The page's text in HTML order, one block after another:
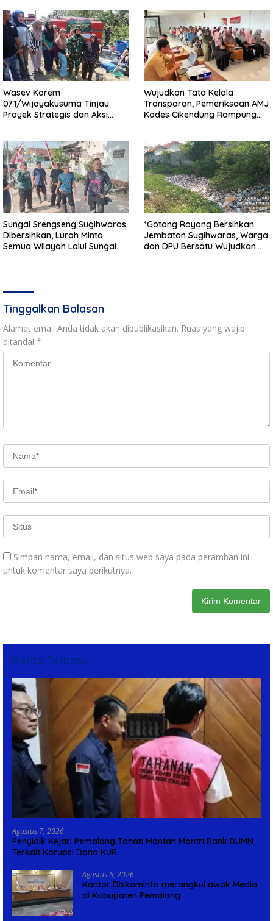
Wasev Korem
071/Wijayakusuma Tinjau
Proyek Strategis dan Aksi
Wujudkan Tata Kelola
Transparan, Pemeriksaan AMJ
Kades Cikendung Rampung
Sungai Srengseng Sugihwaras
Dibersihkan, Lurah Minta
Semua Wilayah Lalui Sungai
*Gotong Royong Bersihkan
Jembatan Sugihwaras, Warga
dan DPU Bersatu Wujudkan
Tinggalkan Balasan
Alamat email Anda tidak akan dipublikasikan. Ruas yang wajib
ditandai *
Simpan nama, email, dan situs web saya pada peramban ini
untuk komentar saya berikutnya.
Berita Terbaru
Agustus 7, 2026
Penyidik Kejari Pemalang Tahan Mantan Mantri Bank BUMN
Terkait Korupsi Dana KUR
Agustus 6, 2026
Kantor Diskominfo merangkul awak Media
di Kabupaten Pemalang.